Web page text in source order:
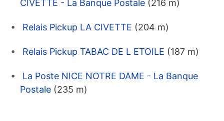
CIVETTE - La Banque Postale (216 m)
Relais Pickup LA CIVETTE (204 m)
Relais Pickup TABAC DE L ETOILE (187 m)
La Poste NICE NOTRE DAME - La Banque
Postale (235 m)